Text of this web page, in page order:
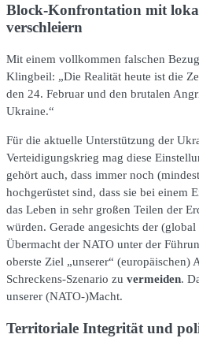
Block-Konfrontation mit
verschleiern
Mit einem vollkommen falschen
Klingbeil: „Die Realität heute ist die
den 24. Februar und den brutalen
Ukraine.“
Für die aktuelle Unterstützung der
Verteidigungskrieg mag diese
gehört auch, dass immer noch
hochgerüstet sind, dass sie bei einem
das Leben in sehr großen Teilen der
würden. Gerade angesichts der
Übermacht der NATO unter der
oberste Ziel „unserer“ (europäischen)
Schreckens-Szenario zu vermeiden.
unserer (NATO-)Macht.
Territoriale Integrität und